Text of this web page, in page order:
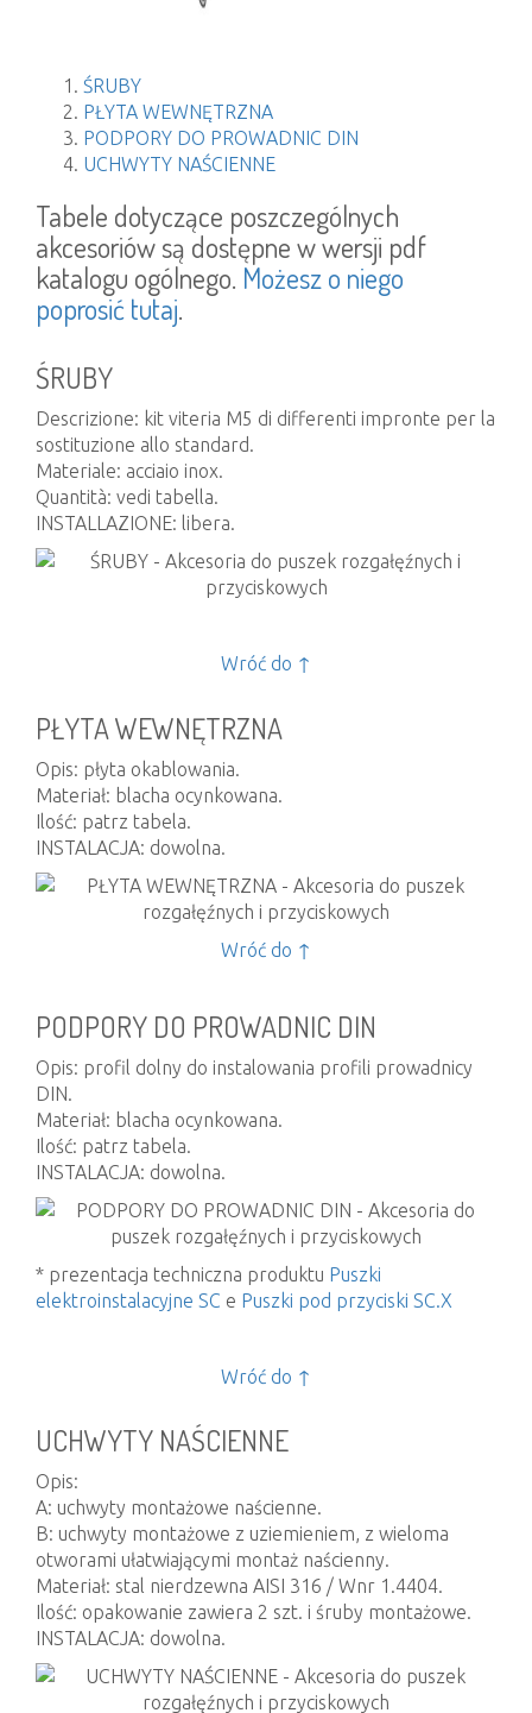
ŚRUBY
PŁYTA WEWNĘTRZNA
PODPORY DO PROWADNIC DIN
UCHWYTY NAŚCIENNE
Tabele dotyczące poszczególnych
akcesoriów są dostępne w wersji pdf
katalogu ogólnego. Możesz o niego
poprosić tutaj.
ŚRUBY
Descrizione: kit viteria M5 di differenti impronte per la
sostituzione allo standard.
Materiale: acciaio inox.
Quantità: vedi tabella.
INSTALLAZIONE: libera.
Wróć do ↑
PŁYTA WEWNĘTRZNA
Opis: płyta okablowania.
Materiał: blacha ocynkowana.
Ilość: patrz tabela.
INSTALACJA: dowolna.
Wróć do ↑
PODPORY DO PROWADNIC DIN
Opis: profil dolny do instalowania profili prowadnicy
DIN.
Materiał: blacha ocynkowana.
Ilość: patrz tabela.
INSTALACJA: dowolna.
* prezentacja techniczna produktu Puszki
elektroinstalacyjne SC e Puszki pod przyciski SC.X
Wróć do ↑
UCHWYTY NAŚCIENNE
Opis:
A: uchwyty montażowe naścienne.
B: uchwyty montażowe z uziemieniem, z wieloma
otworami ułatwiającymi montaż naścienny.
Materiał: stal nierdzewna AISI 316 / Wnr 1.4404.
Ilość: opakowanie zawiera 2 szt. i śruby montażowe.
INSTALACJA: dowolna.